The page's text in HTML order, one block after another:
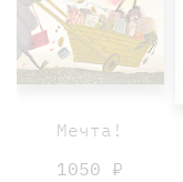
Мечта!
1050 ₽